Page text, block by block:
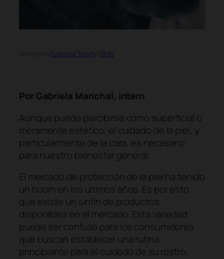
Editorial Team SKIN
Por Gabriela Marichal, intern
Aunque pueda percibirse como superficial o
meramente estético, el cuidado de la piel, y
particularmente de la cara, es necesario
para nuestro bienestar general.
El mercado de protección de la piel ha tenido
un boom en los últimos años. Es por esto
que existe un sinfín de productos
disponibles en el mercado. Esta variedad
puede ser confusa para los consumidores
que buscan establecer una rutina
principiante para el cuidado de su rostro.